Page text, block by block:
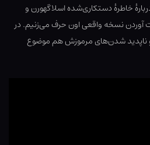
خاطرهٔ دستکاری‌شده اسلاگهورن و
آوردن نسخه واقعی اون حرف می‌زنیم. در
ناپدید شدن‌های مرموزش هم موضوع